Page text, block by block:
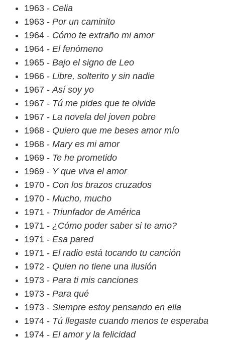
1963 - Celia
1963 - Por un caminito
1964 - Cómo te extraño mi amor
1964 - El fenómeno
1965 - Bajo el signo de Leo
1966 - Libre, solterito y sin nadie
1967 -Así soy yo
1967 - Tú me pides que te olvide
1967 - La novela del joven pobre
1968 - Quiero que me beses amor mío
1968 - Mary es mi amor
1969 - Te he prometido
1969 - Y que viva el amor
1970 - Con los brazos cruzados
1970 - Mucho, mucho
1971 - Triunfador de América
1971 - ¿Cómo poder saber si te amo?
1971 - Esa pared
1971 - El radio está tocando tu canción
1972 - Quien no tiene una ilusión
1973 - Para ti mis canciones
1973 - Para qué
1973 - Siempre estoy pensando en ella
1974 - Tú llegaste cuando menos te esperaba
1974 - El amor y la felicidad